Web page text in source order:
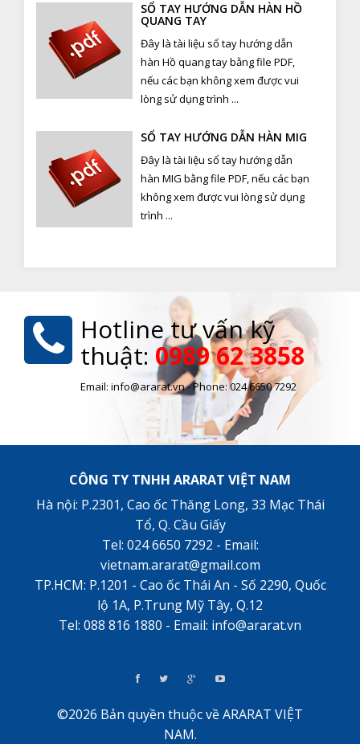
SỔ TAY HƯỚNG DẪN HÀN HỒ
QUANG TAY
Đây là tài liệu sổ tay hướng dẫn
hàn Hồ quang tay bằng file PDF,
nếu các bạn không xem được vui
lòng sử dụng trình ...
SỔ TAY HƯỚNG DẪN HÀN MIG
Đây là tài liệu sổ tay hướng dẫn
hàn MIG bằng file PDF, nếu các bạn
không xem được vui lòng sử dụng
trình ...
Hotline tư vấn kỹ
thuật: 0989 62 3858
Email: info@ararat.vn - Phone: 024 6650 7292
CÔNG TY TNHH ARARAT VIỆT NAM
Hà nội: P.2301, Cao ốc Thăng Long, 33 Mạc Thái
Tổ, Q. Cầu Giấy
Tel: 024 6650 7292 - Email:
vietnam.ararat@gmail.com
TP.HCM: P.1201 - Cao ốc Thái An - Số 2290, Quốc
lộ 1A, P.Trung Mỹ Tây, Q.12
Tel: 088 816 1880 - Email: info@ararat.vn
©2026 Bản quyền thuộc về ARARAT VIỆT
NAM.